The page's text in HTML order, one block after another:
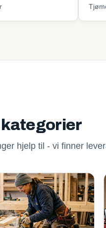
hjelp til - vi finner